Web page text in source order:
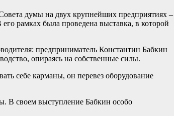
думы на двух крупнейших предприятиях –
рамках была проведена выставка, в которой
предприниматель Константин Бабкин
опираясь на собственные силы.
себе карманы, он перевез оборудование
В своем выступление Бабкин особо